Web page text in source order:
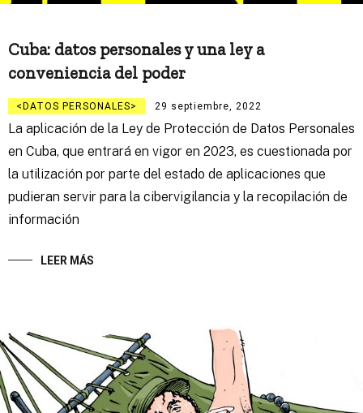
Cuba: datos personales y una ley a
conveniencia del poder
DATOS PERSONALES 29 septiembre, 2022
La aplicación de la Ley de Protección de Datos Personales
en Cuba, que entrará en vigor en 2023, es cuestionada por
la utilización por parte del estado de aplicaciones que
pudieran servir para la cibervigilancia y la recopilación de
información
LEER MÁS